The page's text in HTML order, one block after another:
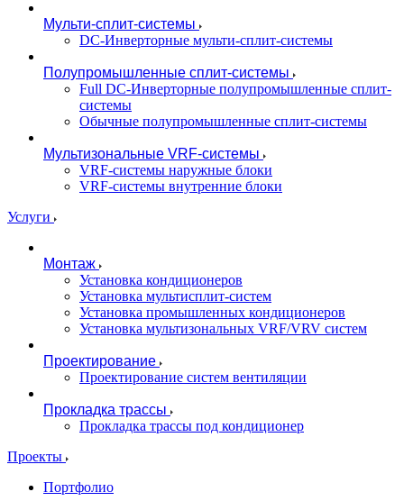
Мульти-сплит-системы
DC-Инверторные мульти-сплит-системы
Полупромышленные сплит-системы
Full DC-Инверторные полупромышленные сплит-
системы
Обычные полупромышленные сплит-системы
Мультизональные VRF-системы
VRF-системы наружные блоки
VRF-системы внутренние блоки
Услуги
Монтаж
Установка кондиционеров
Установка мультисплит-систем
Установка промышленных кондиционеров
Установка мультизональных VRF/VRV систем
Проектирование
Проектирование систем вентиляции
Прокладка трассы
Прокладка трассы под кондиционер
Проекты
Портфолио